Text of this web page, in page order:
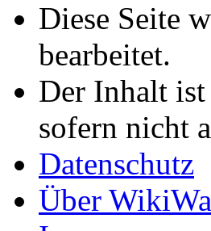
Diese Seite
bearbeitet.
Der Inhalt
sofern nicht
Datenschutz
Über